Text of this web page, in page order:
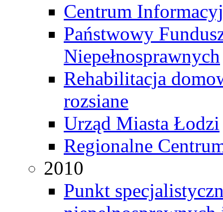
Centrum
Państwowy
Niepełnosprawnych
Rehabilitacja
rozsiane
Urząd Miasta Łodzi
Regionalne
2010
Punkt